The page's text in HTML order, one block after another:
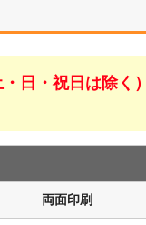
日・祝日は除く）
両面印刷